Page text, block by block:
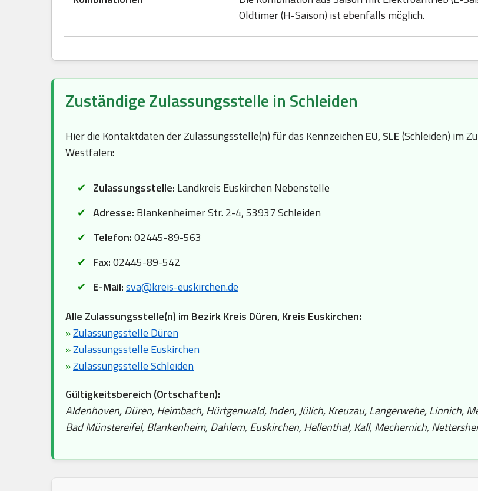
Oldtimer (H-Saison) ist ebenfalls möglich.
Zuständige Zulassungsstelle in Schleiden
Hier die Kontaktdaten der Zulassungsstelle(n) für das Kennzeichen EU, SLE(Schleiden) im
Westfalen:
Zulassungsstelle: Landkreis Euskirchen Nebenstelle
Adresse: Blankenheimer Str. 2-4, 53937 Schleiden
Telefon:02445-89-563
Fax:02445-89-542
E-Mail:sva@kreis-euskirchen.de
Alle Zulassungsstelle(n) im Bezirk Kreis Düren, Kreis Euskirchen:
»Zulassungsstelle Düren
»Zulassungsstelle Euskirchen
»Zulassungsstelle Schleiden
Gültigkeitsbereich (Ortschaften):
Aldenhoven, Düren, Heimbach, Hürtgenwald, Inden, Jülich, Kreuzau, Langerwehe, Linnich,
Bad Münstereifel, Blankenheim, Dahlem, Euskirchen, Hellenthal, Kall, Mechernich,